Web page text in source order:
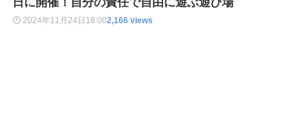
2024年11月24日 18:002,166 views